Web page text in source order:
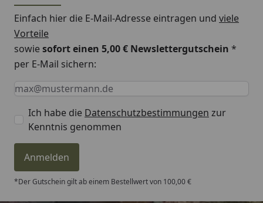
Einfach hier die E-Mail-Adresse eintragen und viele
Vorteile
sowiesofort einen 5,00 € Newslettergutschein *
per E-Mail sichern:
Keine Eingabe erforderlich
Eingabe erforderlich
E-Mail *
Ich habe die Datenschutzbestimmungen zur
Kenntnis genommen
Anmelden
*Der Gutschein gilt ab einem Bestellwert von 100,00 €